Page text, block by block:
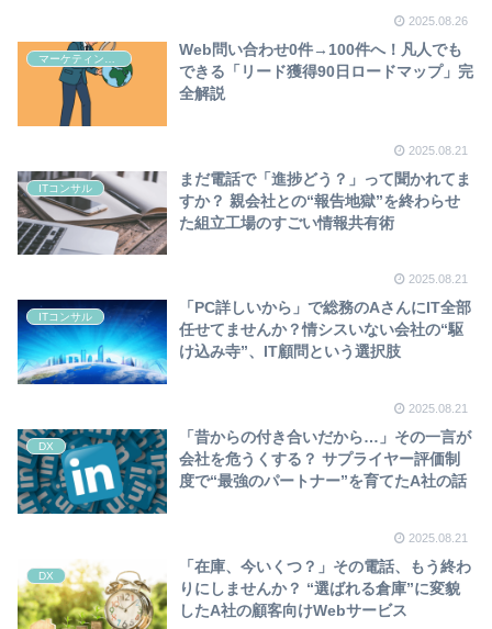
2025.08.26
Web問い合わせ0件→100件へ！凡人でも
できる「リード獲得90日ロードマップ」完
全解説
2025.08.21
ITコンサル
まだ電話で「進捗どう？」って聞かれてま
すか？ 親会社との“報告地獄”を終わらせ
た組立工場のすごい情報共有術
2025.08.21
ITコンサル
「PC詳しいから」で総務のAさんにIT全部
任せてませんか？情シスいない会社の“駆
け込み寺”、IT顧問という選択肢
2025.08.21
DX
「昔からの付き合いだから…」その一言が
会社を危うくする？ サプライヤー評価制
度で“最強のパートナー”を育てたA社の話
2025.08.21
DX
「在庫、今いくつ？」その電話、もう終わ
りにしませんか？ “選ばれる倉庫”に変貌
したA社の顧客向けWebサービス